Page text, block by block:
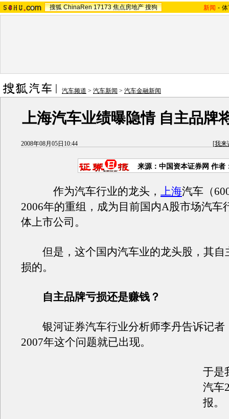
搜狐 ChinaRen 17173 焦点房地产 搜狗 新闻 -
汽车频道 > 汽车新闻 > 汽车金融新闻
上海汽车业绩曝隐情 自主品牌
2008年08月05日10:44 [我来
来源：中国资本证券网 作者
作为汽车行业的龙头， 上海汽车（
2006年的重组，成为目前国内A股市场汽车
体上市公司。
但是，这个国内汽车业的龙头股，其自
损的。
自主品牌亏损还是赚钱？
银河证券汽车行业分析师李丹告诉记者
2007年这个问题就已出现。
于是
汽车
报。